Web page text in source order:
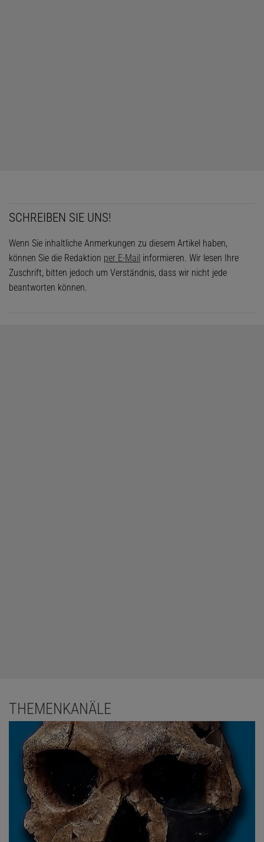
SCHREIBEN SIE UNS!
Wenn Sie inhaltliche Anmerkungen zu diesem Artikel haben,
können Sie die Redaktion per E-Mail informieren. Wir lesen Ihre
Zuschrift, bitten jedoch um Verständnis, dass wir nicht jede
beantworten können.
THEMENKANÄLE